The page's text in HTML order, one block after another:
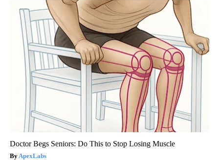
Doctor Begs Seniors: Do This to Stop Losing Muscle
ApexLabs